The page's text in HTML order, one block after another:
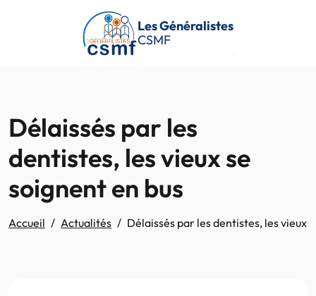
Passer au contenu principal
Les Généralistes
CSMF
Délaissés par les
dentistes, les vieux se
soignent en bus
Accueil Actualités Délaissés par les dentistes, les vieux